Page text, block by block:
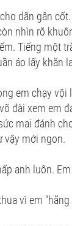
dãn gân
nhìn rõ
Tiếng một
áo lấy khăn
em chạy vội
đài xem em
mai đánh
vậy mới ngon.
anh luôn.
vì em